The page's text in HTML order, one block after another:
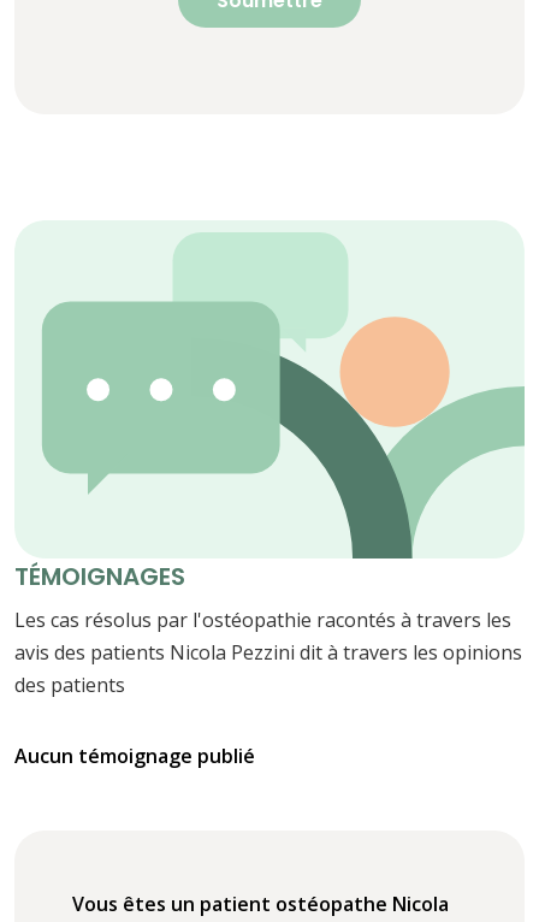
TÉMOIGNAGES
Les cas résolus par l'ostéopathie racontés à travers les
avis des patients Nicola Pezzini dit à travers les opinions
des patients
Aucun témoignage publié
Vous êtes un patient ostéopathe Nicola